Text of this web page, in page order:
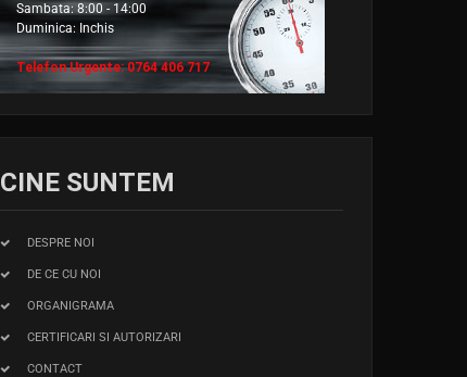
Sambata: 8:00 - 14:00
Duminica: Inchis
Telefon Urgente: 0764 406 717
CINE SUNTEM
DESPRE NOI
DE CE CU NOI
ORGANIGRAMA
CERTIFICARI SI AUTORIZARI
CONTACT